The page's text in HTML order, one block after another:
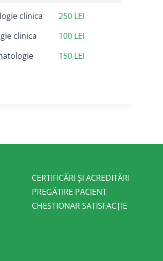
clinica
250 LEI
clinica
100 LEI
150 LEI
CERTIFICĂRI ȘI ACREDITĂRI
PREGĂTIRE PACIENT
CHESTIONAR SATISFACȚIE